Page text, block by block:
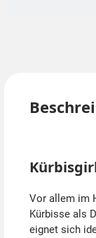
Vor allem im
Kürbisse als
eignet sich